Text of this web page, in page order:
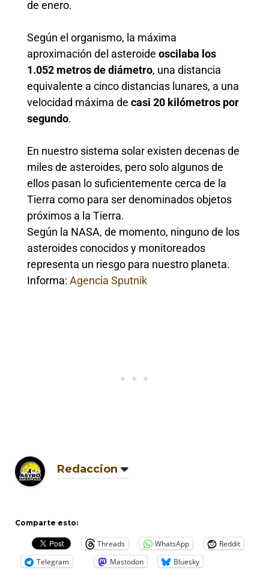
de enero.
Según el organismo, la máxima
aproximación del asteroide oscilaba los
1.052 metros de diámetro, una distancia
equivalente a cinco distancias lunares, a una
velocidad máxima de casi 20 kilómetros por
segundo.
En nuestro sistema solar existen decenas de
miles de asteroides, pero solo algunos de
ellos pasan lo suficientemente cerca de la
Tierra como para ser denominados objetos
próximos a la Tierra.
Según la NASA, de momento, ninguno de los
asteroides conocidos y monitoreados
representa un riesgo para nuestro planeta.
Informa: Agencia Sputnik
Redaccion
Comparte esto:
Threads WhatsApp
Reddit
Telegram
Mastodon Bluesky